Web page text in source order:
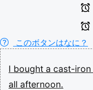
このボタンはなに？
I bought a cast-iron
all afternoon.